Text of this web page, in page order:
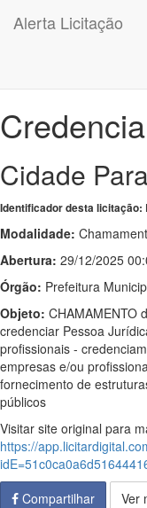
Alerta Licitação
Cidade
Identificador desta licitação:
Modalidade:
Abertura: 29/12/2025
Órgão: Prefeitura
Objeto: CHAMAMENTO
credenciar Pessoa
profissionais -
empresas e/ou
fornecimento de
públicos
Visitar site original para
https://
Compartilhar
Ver